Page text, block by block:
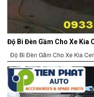
Độ Bi Đèn Gầm Cho Xe Kia
Độ Bi Đèn Gầm Cho Xe Kia